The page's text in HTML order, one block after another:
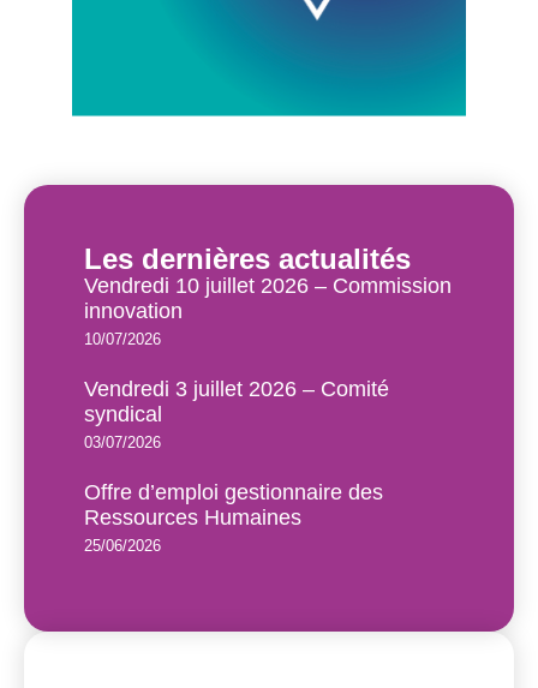
Les dernières actualités
Vendredi 10 juillet 2026 – Commission
innovation
10/07/2026
Vendredi 3 juillet 2026 – Comité
syndical
03/07/2026
Offre d’emploi gestionnaire des
Ressources Humaines
25/06/2026